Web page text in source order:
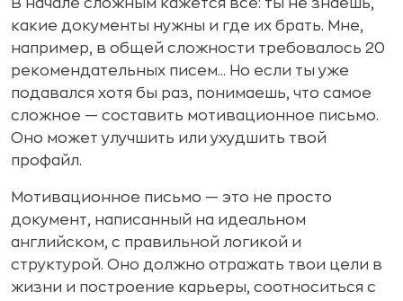
В начале сложным кажется все: ты не знаешь,
какие документы нужны и где их брать. Мне,
например, в общей сложности требовалось 20
рекомендательных писем... Но если ты уже
подавался хотя бы раз, понимаешь, что самое
сложное — составить мотивационное письмо.
Оно может улучшить или ухудшить твой
профайл.
Мотивационное письмо — это не просто
документ, написанный на идеальном
английском, с правильной логикой и
структурой. Оно должно отражать твои цели в
жизни и построение карьеры, соотноситься с